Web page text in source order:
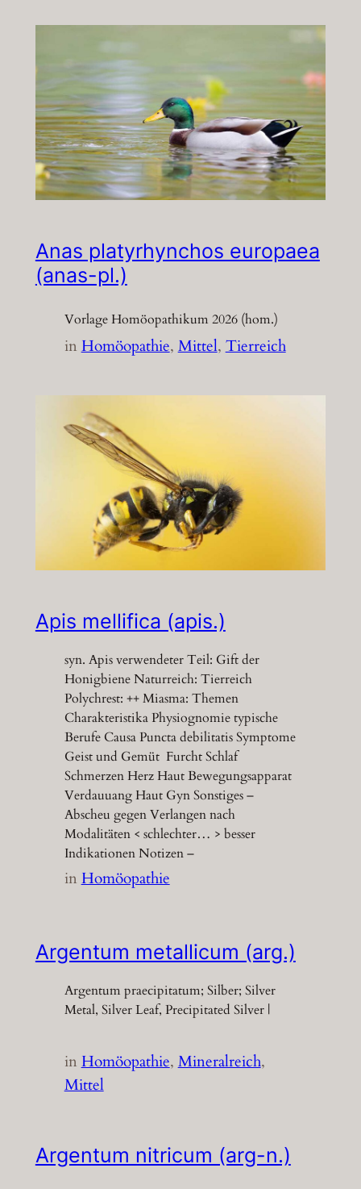
Anas platyrhynchos europaea
(anas-pl.)
Vorlage Homöopathikum 2026 (hom.)
inHomöopathie, Mittel, Tierreich
Apis mellifica (apis.)
syn. Apis verwendeter Teil: Gift der
Honigbiene Naturreich: Tierreich
Polychrest: ++ Miasma: Themen
Charakteristika Physiognomie typische
Berufe Causa Puncta debilitatis Symptome
Geist und Gemüt Furcht Schlaf
Schmerzen Herz Haut Bewegungsapparat
Verdauuang Haut Gyn Sonstiges –
Abscheu gegen Verlangen nach
Modalitäten < schlechter… > besser
Indikationen Notizen –
inHomöopathie
Argentum metallicum (arg.)
Argentum praecipitatum; Silber; Silver
Metal, Silver Leaf, Precipitated Silver |
inHomöopathie, Mineralreich
Mittel
Argentum nitricum (arg-n.)